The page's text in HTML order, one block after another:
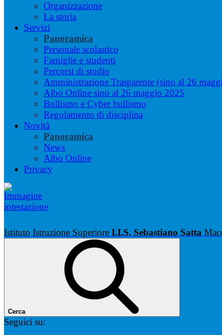
Organizzazione
La storia
Servizi
Panoramica
Personale scolastico
Famiglie e studenti
Percorsi di studio
Amministrazione Trasparente (sino al 26
Albo Online sino al 26 maggio 2025
Bullismo e Cyber bullismo
Regolamento di disciplina
Novità
Panoramica
News
Albo Online
Privacy
Istituto Istruzione Superiore I.I.S. Sebastiano Satta
Cerca
Seguici su: